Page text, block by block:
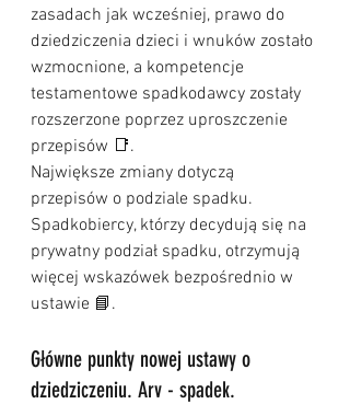
zasadach jak wcześniej, prawo do
dziedziczenia dzieci i wnuków zostało
wzmocnione, a kompetencje
testamentowe spadkodawcy zostały
rozszerzone poprzez uproszczenie
przepisów 📑.
Największe zmiany dotyczą
przepisów o podziale spadku.
Spadkobiercy, którzy decydują się na
prywatny podział spadku, otrzymują
więcej wskazówek bezpośrednio w
ustawie 📘.
Główne punkty nowej ustawy o
dziedziczeniu. Arv - spadek.